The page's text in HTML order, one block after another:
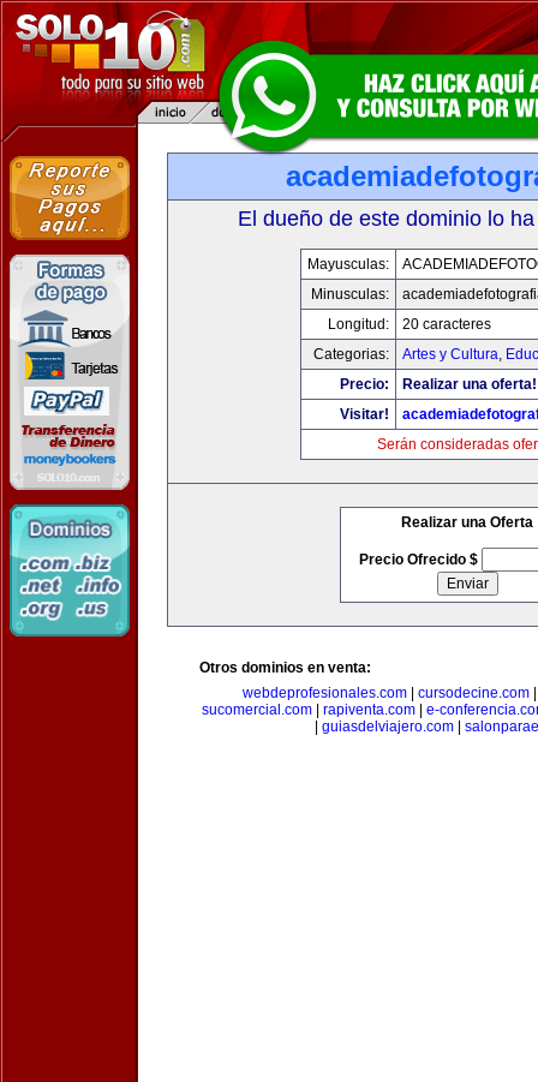
El dueño de este dominio lo
Mayusculas:
Minusculas:
Longitud:
20 caracteres
Categorias:
Artes y Cultura,
Precio:
Realizar una oferta!
Visitar!
Serán consideradas
Realizar una Oferta
Precio Ofrecido $
Otros dominios en venta:
webdeprofesionales.com| cursodecine.com
sucomercial.com
rapiventa.com
e-
guiasdelviajero.com|